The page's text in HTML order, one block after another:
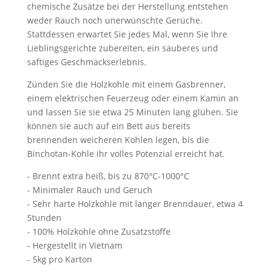
chemische Zusätze bei der Herstellung entstehen
weder Rauch noch unerwünschte Gerüche.
Stattdessen erwartet Sie jedes Mal, wenn Sie Ihre
Lieblingsgerichte zubereiten, ein sauberes und
saftiges Geschmackserlebnis.
Zünden Sie die Holzkohle mit einem Gasbrenner,
einem elektrischen Feuerzeug oder einem Kamin an
und lassen Sie sie etwa 25 Minuten lang glühen. Sie
können sie auch auf ein Bett aus bereits
brennenden weicheren Kohlen legen, bis die
Binchotan-Kohle ihr volles Potenzial erreicht hat.
- Brennt extra heiß, bis zu 870°C-1000°C
- Minimaler Rauch und Geruch
- Sehr harte Holzkohle mit langer Brenndauer, etwa 4
Stunden
- 100% Holzkohle ohne Zusatzstoffe
- Hergestellt in Vietnam
- 5kg pro Karton